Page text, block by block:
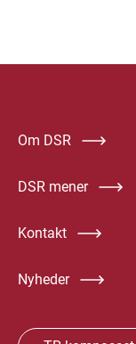
Om DSR
DSR mener
Kontakt
Nyheder